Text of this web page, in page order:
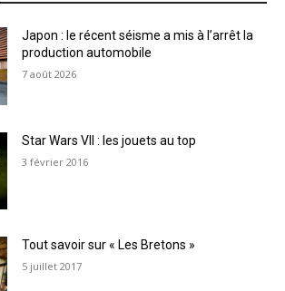
Japon : le récent séisme a mis à l’arrêt la
production automobile
7 août 2026
Star Wars VII : les jouets au top
3 février 2016
Tout savoir sur « Les Bretons »
5 juillet 2017